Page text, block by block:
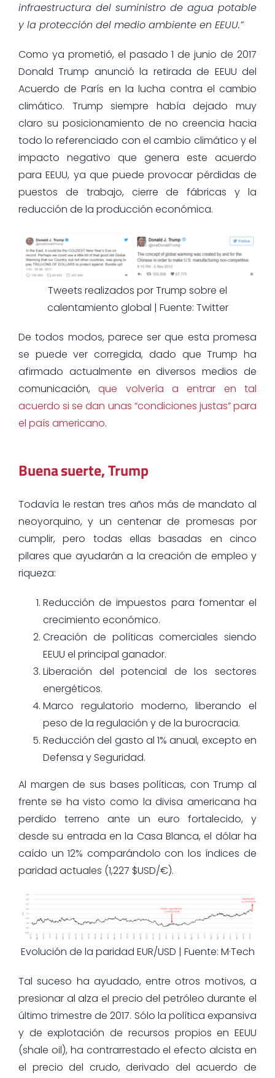
infraestructura del suministro de agua potable
y la protección del medio ambiente en EEUU.”
Como ya prometió, el pasado 1 de junio de 2017
Donald Trump anunció la retirada de EEUU del
Acuerdo de París en la lucha contra el cambio
climático. Trump siempre había dejado muy
claro su posicionamiento de no creencia hacia
todo lo referenciado con el cambio climático y el
impacto negativo que genera este acuerdo
para EEUU, ya que puede provocar pérdidas de
puestos de trabajo, cierre de fábricas y la
reducción de la producción económica.
Tweets realizados por Trump sobre el
calentamiento global | Fuente: Twitter
De todos modos, parece ser que esta promesa
se puede ver corregida, dado que Trump ha
afirmado actualmente en diversos medios de
comunicación,que volvería a entrar en tal
acuerdo si se dan unas “condiciones justas” para
el país americano.
Buena suerte, Trump
Todavía le restan tres años más de mandato al
neoyorquino, y un centenar de promesas por
cumplir, pero todas ellas basadas en cinco
pilares que ayudarán a la creación de empleo y
riqueza:
Reducción de impuestos para fomentar el
crecimiento económico.
Creación de políticas comerciales siendo
EEUU el principal ganador.
Liberación del potencial de los sectores
energéticos.
Marco regulatorio moderno, liberando el
peso de la regulación y de la burocracia.
Reducción del gasto al 1% anual, excepto en
Defensa y Seguridad.
Al margen de sus bases políticas, con Trump al
frente se ha visto como la divisa americana ha
perdido terreno ante un euro fortalecido, y
desde su entrada en la Casa Blanca, el dólar ha
caído un 12% comparándolo con los índices de
paridad actuales (1,227 $USD/€).
Evolución de la paridad EUR/USD | Fuente: M·Tech
Tal suceso ha ayudado, entre otros motivos, a
presionar al alza el precio del petróleo durante el
último trimestre de 2017. Sólo la política expansiva
y de explotación de recursos propios en EEUU
(shale oil), ha contrarrestado el efecto alcista en
el precio del crudo, derivado del acuerdo de